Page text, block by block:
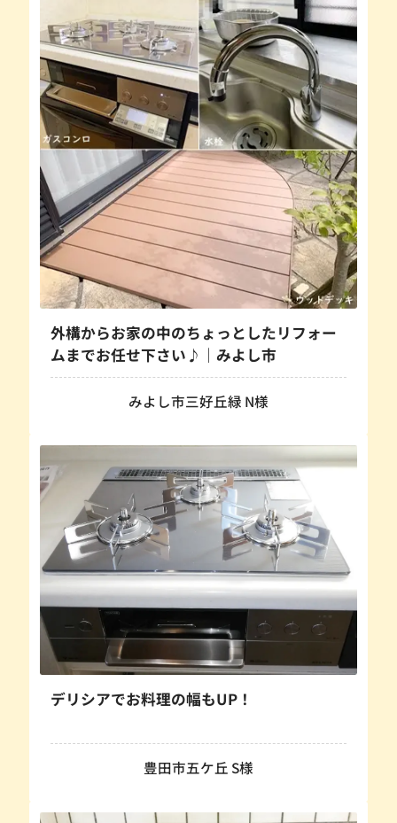
外構からお家の中のちょっとしたリフォー
ムまでお任せ下さい♪｜みよし市
みよし市三好丘緑 N様
デリシアでお料理の幅もUP！
豊田市五ケ丘 S様